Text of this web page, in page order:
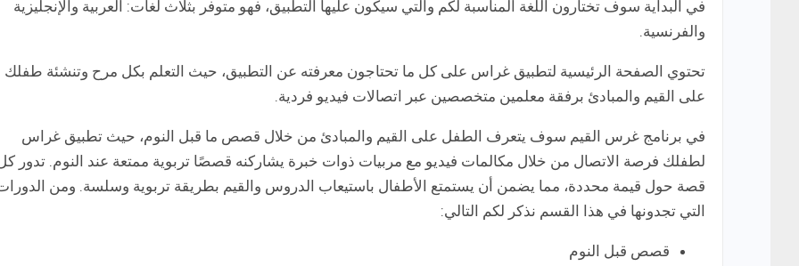
في البداية سوف تختارون اللغة المناسبة لكم والتي سيكون عليها التطبيق، فهو متوفر بثلاث لغات: العربية والإنجليزية
والفرنسية.
تحتوي الصفحة الرئيسية لتطبيق غراس على كل ما تحتاجون معرفته عن التطبيق، حيث التعلم بكل مرح وتنشئة طفلك
على القيم والمبادئ برفقة معلمين متخصصين عبر اتصالات فيديو فردية.
في برنامج غرس القيم سوف يتعرف الطفل على القيم والمبادئ من خلال قصص ما قبل النوم، حيث تطبيق غراس
لطفلك فرصة الاتصال من خلال مكالمات فيديو مع مربيات ذوات خبرة يشاركنه قصصًا تربوية ممتعة عند النوم. تدور
قصة حول قيمة محددة، مما يضمن أن يستمتع الأطفال باستيعاب الدروس والقيم بطريقة تربوية وسلسة. ومن
التي تجدونها في هذا القسم نذكر لكم التالي:
قصص قبل النوم